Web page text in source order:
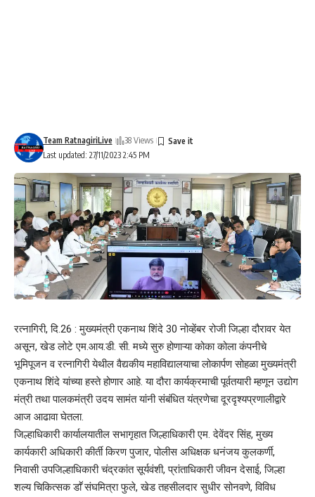
Last updated: 27/11/2023 2:45 PM
Team RatnagiriLive 38 Views
रत्नागिरी, दि.26 : मुख्यमंत्री एकनाथ शिंदे 30 नोव्हेंबर रोजी जिल्हा दौरावर येत
असून, खेड लोटे एम.आय.डी. सी. मध्ये सुरु होणाऱ्या कोका कोला कंपनीचे
भूमिपूजन व रत्नागिरी येथील वैद्यकीय महाविद्यालयाचा लोकार्पण सोहळा मुख्यमंत्री
एकनाथ शिंदे यांच्या हस्ते होणार आहे. या दौरा कार्यक्रमाची पूर्वतयारी म्हणून उद्योग
मंत्री तथा पालकमंत्री उदय सामंत यांनी संबंधित यंत्रणेचा दूरदृश्यप्रणालीद्वारे
आज आढावा घेतला.
जिल्हाधिकारी कार्यालयातील सभागृहात जिल्हाधिकारी एम. देवेंदर सिंह, मुख्य
कार्यकारी अधिकारी कीर्ती किरण पुजार, पोलीस अधिक्षक धनंजय कुलकर्णी,
निवासी उपजिल्हाधिकारी चंद्रकांत सूर्यवंशी, प्रांताधिकारी जीवन देसाई, जिल्हा
शल्य चिकित्सक डाॕ संघमित्रा फुले, खेड तहसीलदार सुधीर सोनवणे, विविध